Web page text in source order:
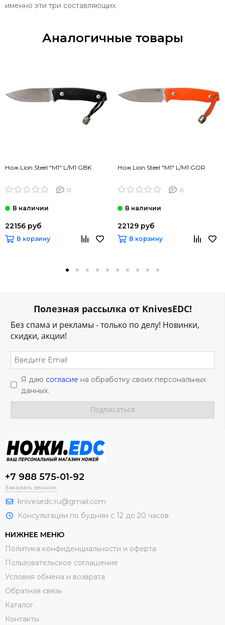
именно эти три составляющих.
Аналогичные товары
Нож Lion Steel "M1" L/M1 GBK
0
22156 руб
В корзину
Нож Lion Steel "M1" L/M1 GOR
0
22129 руб
В корзину
Полезная рассылка от KnivesEDC!
Без спама и рекламы - только по делу! Новинки,
скидки, акции!
Я даю согласие на обработку своих персональных
данных.
+7 988 575-01-92
Заказать звонок
knivesedc.ru@gmail.com
Консультации по будням с 12 до 20 часов
НИЖНЕЕ МЕНЮ
Политика конфиденциальности и оферта
Пользовательское соглашение
Условия обмена и возврата
Обратная связь
Каталог
Контакты